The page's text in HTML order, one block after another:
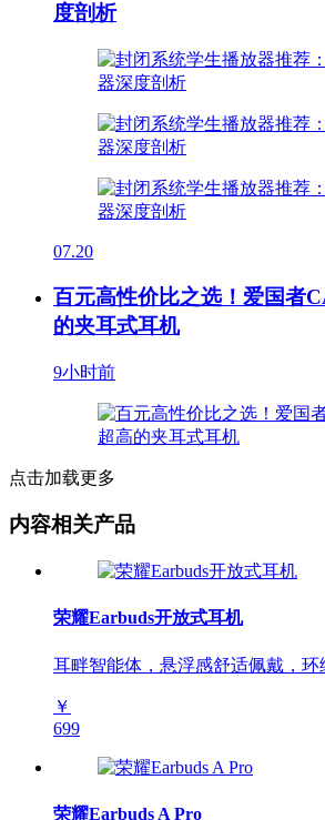
度剖析
07.20
百元高性价比之选！爱国者
的夹耳式耳机
9小时前
点击加载更多
内容相关产品
荣耀Earbuds开放式耳机
耳畔智能体，悬浮感舒适佩戴，环
￥
699
荣耀Earbuds A Pro